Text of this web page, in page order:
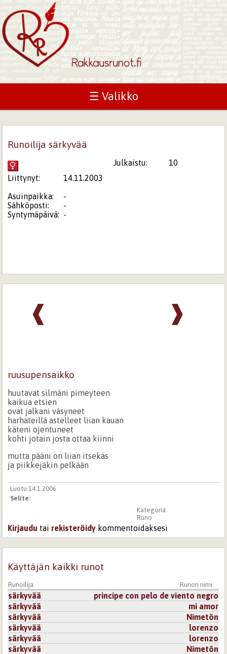
☰ Valikko
Runoilija särkyvää
Julkaistu:
10
Liittynyt:
14.11.2003
Asuinpaikka:
-
Sähköposti:
-
Syntymäpäivä: -
❱
❰
ruusupensaikko
huutavat silmäni pimeyteen
kaikua etsien
ovat jalkani väsyneet
harhateillä astelleet liian kauan
käteni ojentuneet
kohti jotain josta ottaa kiinni
mutta pääni on liian itsekäs
ja piikkejäkin pelkään
Luotu 14.1.2006
Selite:
Kategoria:
Runo
Kirjaudu tai rekisteröidy kommentoidaksesi
Käyttäjän kaikki runot
Runoilija Runon nimi
särkyvää
principe con pelo de viento negro
särkyvää
mi amor
särkyvää
Nimetön
särkyvää
lorenzo
särkyvää
lorenzo
särkyvää
Nimetön